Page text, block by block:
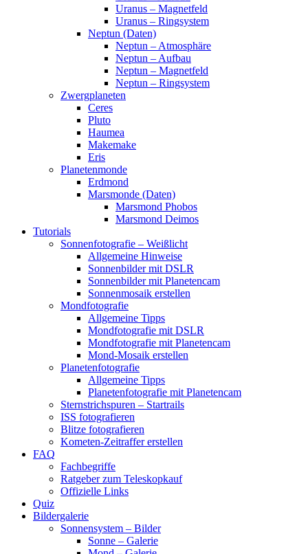
Uranus – Magnetfeld
Uranus – Ringsystem
Neptun (Daten)
Neptun – Atmosphäre
Neptun – Aufbau
Neptun – Magnetfeld
Neptun – Ringsystem
Zwergplaneten
Ceres
Pluto
Haumea
Makemake
Eris
Planetenmonde
Erdmond
Marsmonde (Daten)
Marsmond Phobos
Marsmond Deimos
Tutorials
Sonnenfotografie – Weißlicht
Allgemeine Hinweise
Sonnenbilder mit DSLR
Sonnenbilder mit Planetencam
Sonnenmosaik erstellen
Mondfotografie
Allgemeine Tipps
Mondfotografie mit DSLR
Mondfotografie mit Planetencam
Mond-Mosaik erstellen
Planetenfotografie
Allgemeine Tipps
Planetenfotografie mit Planetencam
Sternstrichspuren – Startrails
ISS fotografieren
Blitze fotografieren
Kometen-Zeitraffer erstellen
FAQ
Fachbegriffe
Ratgeber zum Teleskopkauf
Offizielle Links
Quiz
Bildergalerie
Sonnensystem – Bilder
Sonne – Galerie